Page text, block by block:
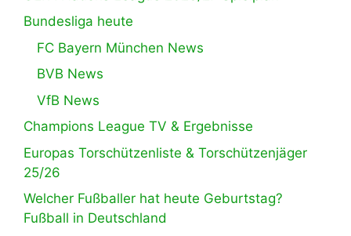
Bundesliga heute
FC Bayern München News
BVB News
VfB News
Champions League TV & Ergebnisse
Europas Torschützenliste & Torschützenjäger
25/26
Welcher Fußballer hat heute Geburtstag?
Fußball in Deutschland